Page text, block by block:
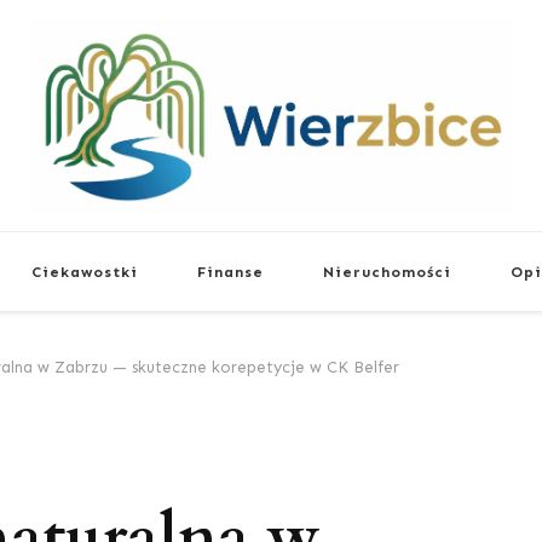
Ciekawostki Finanse Nieruchomości
w Zabrzu — skuteczne korepetycje w CK Belfer